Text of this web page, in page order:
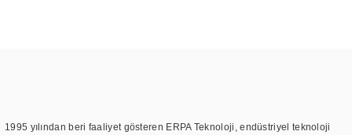
1995 yılından beri faaliyet gösteren ERPA Teknoloji, endüstriyel teknoloji